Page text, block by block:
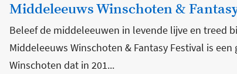
Middeleeuws Winschoten &
Beleef de middeleeuwen in levende lijve en treed
Middeleeuws Winschoten & Fantasy Festival is
Winschoten dat in 201...